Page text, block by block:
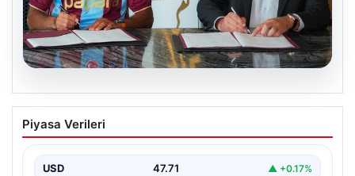
06.08.2026
Trabzonspor Salah’ın maliyetini
açıkladı!
Piyasa Verileri
USD 47.71 ▲ +0.17%